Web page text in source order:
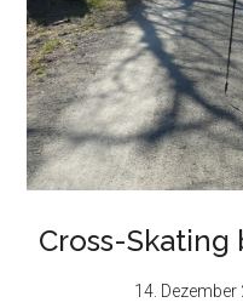
Cross-Skating
14. Dezember